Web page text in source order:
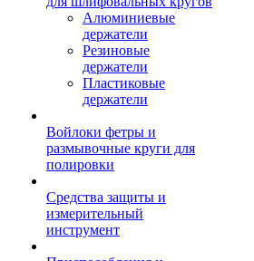
Алюминиевые
держатели
Резиновые
держатели
Пластиковые
держатели
Войлоки фетры и
размывочные круги для
полировки
Средства защиты и
измерительный
инструмент